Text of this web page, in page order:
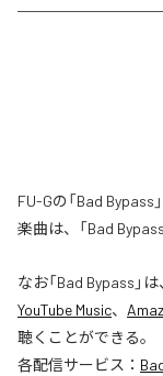
FU-Gの「Bad
楽曲は、「Bad
なお「Bad Bypass 」は
YouTube Music、
聴くことができる。
各配信サービス：